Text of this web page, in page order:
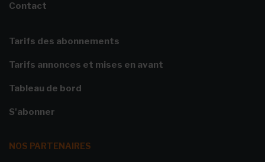
Contact
Tarifs des abonnements
Tarifs annonces et mises en avant
Tableau de bord
S'abonner
NOS PARTENAIRES